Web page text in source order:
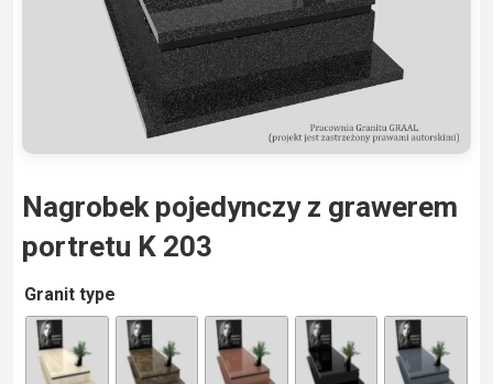
Nagrobek pojedynczy z grawerem
portretu K 203
Granit type
A
lt